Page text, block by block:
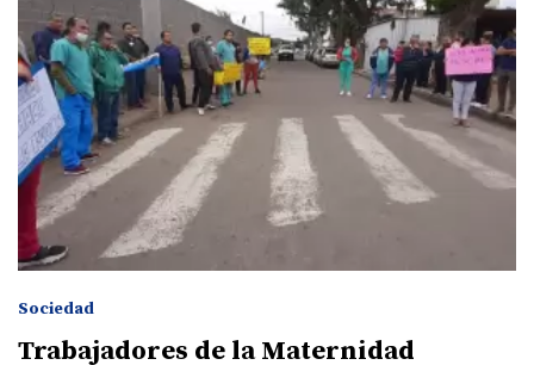
Sociedad
Trabajadores de la Maternidad